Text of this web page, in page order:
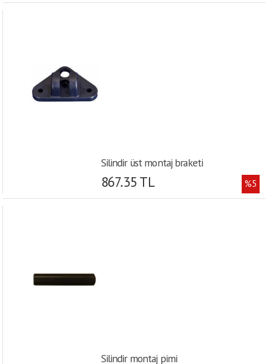
Silindir üst montaj braketi
867.35 TL %5
Silindir montaj pimi